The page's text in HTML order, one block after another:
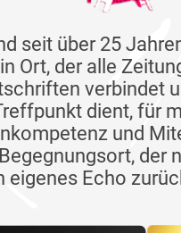
seit über 25
Ort, der alle
verbindet
dient, für
und
der
eigenes Echo